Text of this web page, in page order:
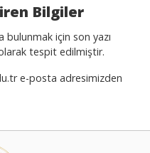
Bilgiler
bulunmak için son yazı
tespit edilmiştir.
e-posta adresimizden